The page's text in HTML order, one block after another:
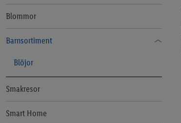
esmara
Cien
zoofari
Socker
Mjöl
Olja
Kokosolja
Blommor
Barnsortiment
Blöjor
Smakresor
Smart Home